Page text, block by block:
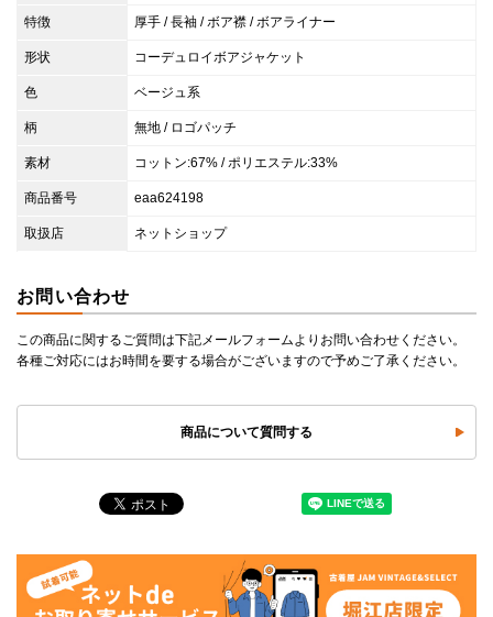
特徴 厚手 / 長袖 / ボア襟 / ボアライナー
形状 コーデュロイボアジャケット
色 ベージュ系
柄 無地 / ロゴパッチ
素材 コットン:67% / ポリエステル:33%
商品番号 eaa624198
取扱店 ネットショップ
お問い合わせ
この商品に関するご質問は下記メールフォームよりお問い合わせください。
各種ご対応にはお時間を要する場合がございますので予めご了承ください。
商品について質問する